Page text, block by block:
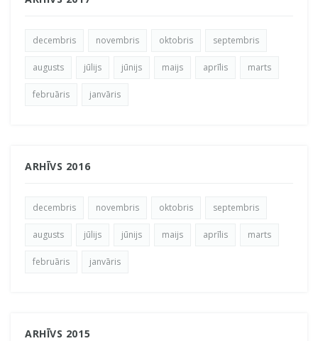
decembris novembris oktobris septembris
augusts jūlijs jūnijs maijs aprīlis marts
februāris janvāris
ARHĪVS 2016
decembris novembris oktobris septembris
augusts jūlijs jūnijs maijs aprīlis marts
februāris janvāris
ARHĪVS 2015